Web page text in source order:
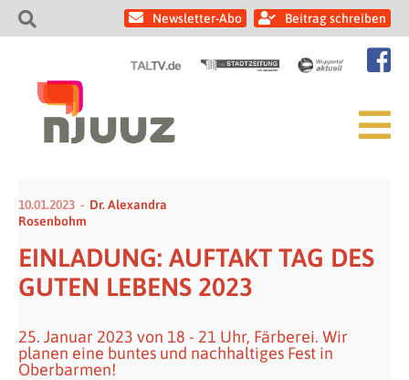
Newsletter-Abo Beitrag schreiben
10.01.2023
Dr. Alexandra
Rosenbohm
EINLADUNG: AUFTAKT TAG DES
GUTEN LEBENS 2023
25. Januar 2023 von 18 - 21 Uhr, Färberei. Wir
planen eine buntes und nachhaltiges Fest in
Oberbarmen!